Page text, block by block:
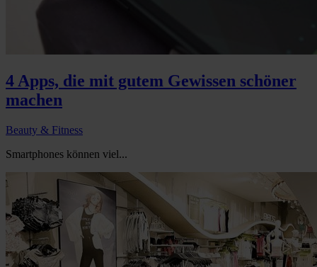
4 Apps, die mit gutem Gewissen schöner
machen
Beauty & Fitness
Smartphones können viel...